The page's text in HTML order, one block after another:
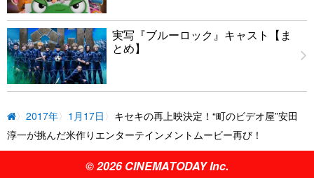
実写『ブルーロック』キャスト【ま
とめ】
2017年 1月17日
キセキの再上映決定！“町のビデオ屋”安田
淳一が挑んだ米作りエンターテインメントムービー再び！
© 2026 CINEMATODAY Inc.